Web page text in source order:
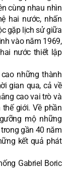
cùng nhau nhìn
hai nước, nhấn
gặp lịch sử giữa
vào năm 1969,
nước thiết lập
những thành
gian qua, cả về
cao vai trò và
giới. Về phần
mộ những
gần 40 năm
kết quả phát
Gabriel Boric